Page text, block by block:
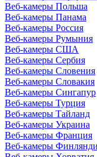
Веб-камеры Польша
Веб-камеры Панама
Веб-камеры Россия
Веб-камеры Румыния
Веб-камеры США
Веб-камеры Сербия
Веб-камеры Словения
Веб-камеры Словакия
Веб-камеры Сингапур
Веб-камеры Турция
Веб-камеры Тайланд
Веб-камеры Украина
Веб-камеры Франция
Веб-камеры